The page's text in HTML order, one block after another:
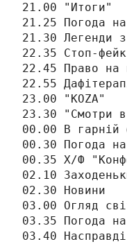
21.00 "Итоги"
21.25 Погода
21.30 Легенди
22.35 Стоп-фейк
22.45 Право на
22.55
23.00 "КОZА"
23.30 "Смотри
00.00 В гарній
00.30 Погода
00.35 Х/Ф
02.10
02.30 Новини
03.00 Огляд
03.35 Погода
03.40 Насправді